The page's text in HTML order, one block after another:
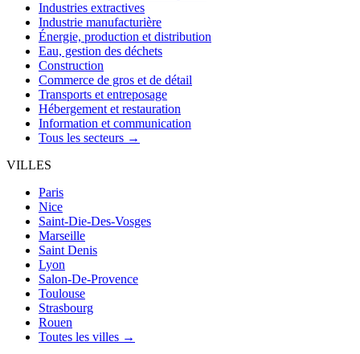
Industries extractives
Industrie manufacturière
Énergie, production et distribution
Eau, gestion des déchets
Construction
Commerce de gros et de détail
Transports et entreposage
Hébergement et restauration
Information et communication
Tous les secteurs →
VILLES
Paris
Nice
Saint-Die-Des-Vosges
Marseille
Saint Denis
Lyon
Salon-De-Provence
Toulouse
Strasbourg
Rouen
Toutes les villes →